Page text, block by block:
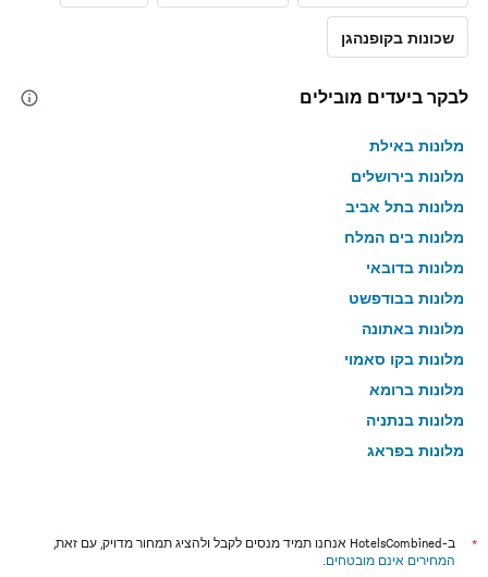
שכונות בקופנהגן
לבקר ביעדים מובילים
מלונות באילת
מלונות בירושלים
מלונות בתל אביב
מלונות בים המלח
מלונות בדובאי
מלונות בבודפשט
מלונות באתונה
מלונות בקו סאמוי
מלונות ברומא
מלונות בנתניה
מלונות בפראג
מלונות בניו יורק
מלונות בבנגקוק
*
ב-HotelsCombined אנחנו תמיד מנסים לקבל ולהציג תמחור מדויק, עם זאת,
המחירים אינם מובטחים.